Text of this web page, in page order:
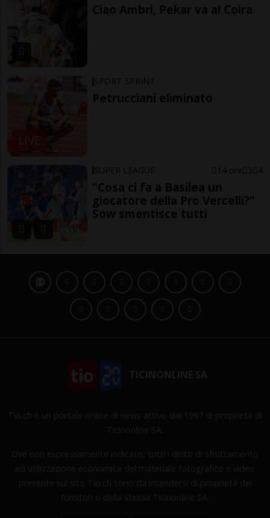
Ciao Ambrì, Pekar va al Coira
LIVE
SPORT SPRINT
Petrucciani eliminato
SUPER LEAGUE 14 ore 3 4
"Cosa ci fa a Basilea un
giocatore della Pro Vercelli?"
Sow smentisce tutti